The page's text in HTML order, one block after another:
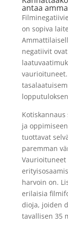
antaa
on sopiva
negatiivit
ja
tuottavat
paremman
harvoin on.
erilaisia
dioja, joiden
tavallisen 35